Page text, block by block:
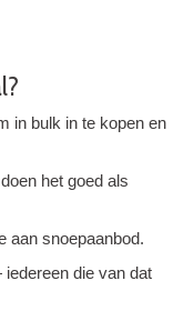
in bulk in te kopen en
het goed als
snoepaanbod.
die van dat